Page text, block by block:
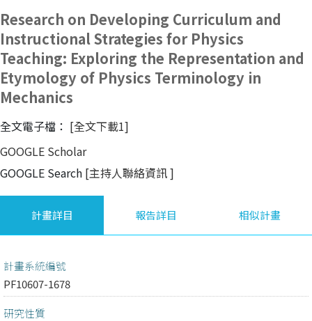
Research on Developing Curriculum and
Instructional Strategies for Physics
Teaching: Exploring the Representation and
Etymology of Physics Terminology in
Mechanics
全文電子檔： [全文下載1]
GOOGLE Scholar
GOOGLE Search [主持人聯絡資訊]
計畫詳目 報告詳目 相似計畫
計畫系統編號
PF10607-1678
研究性質